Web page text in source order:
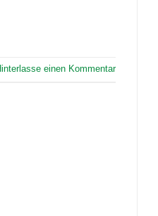
einen Kommentar